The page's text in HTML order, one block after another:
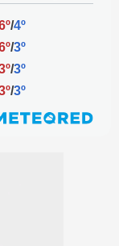
/4º
/3º
/3º
/3º